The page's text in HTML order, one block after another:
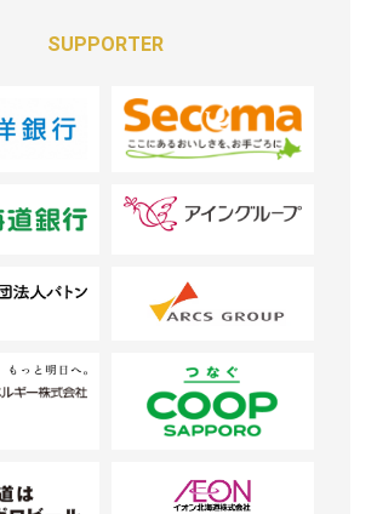
SUPPORTER